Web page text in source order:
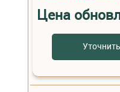
Цена
Уточнить